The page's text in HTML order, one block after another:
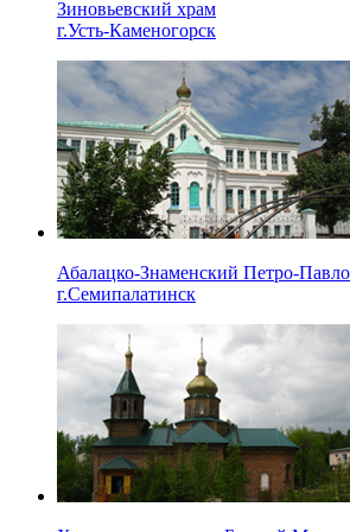
Зиновьевский храм
г.Усть-Каменогорск
Абалацко-Знаменский Петро-
г.Семипалатинск